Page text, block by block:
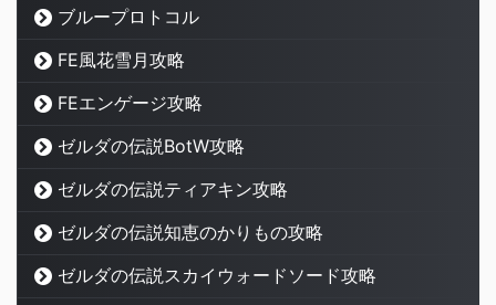
ブループロトコル
FE風花雪月攻略
FEエンゲージ攻略
ゼルダの伝説BotW攻略
ゼルダの伝説ティアキン攻略
ゼルダの伝説知恵のかりもの攻略
ゼルダの伝説スカイウォードソード攻略